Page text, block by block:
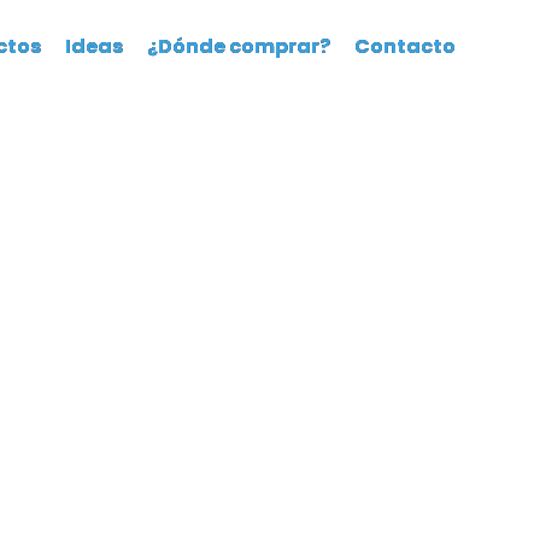
Ideas ¿Dónde comprar? Contacto